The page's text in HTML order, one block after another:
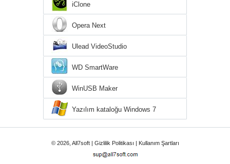
iClone
Opera Next
Ulead VideoStudio
WD SmartWare
WinUSB Maker
Yazılım kataloğu Windows 7
© 2026, All7soft | Gizlilik Politikası Kullanım Şartları